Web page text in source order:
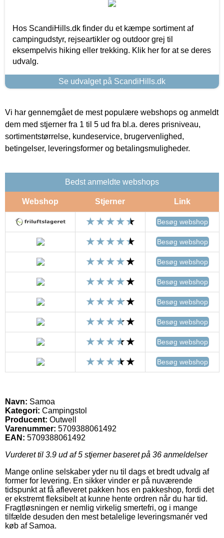
Hos ScandiHills.dk finder du et kæmpe sortiment af
campingudstyr, rejseartikler og outdoor grej til
eksempelvis hiking eller trekking. Klik her for at se deres
udvalg.
Se udvalget på ScandiHills.dk
Vi har gennemgået de mest populære webshops og anmeldt
dem med stjerner fra 1 til 5 ud fra bl.a. deres prisniveau,
sortimentstørrelse, kundeservice, brugervenlighed,
betingelser, leveringsformer og betalingsmuligheder.
Bedst anmeldte webshops
Webshop Stjerner Link
Besøg webshop
Besøg webshop
Besøg webshop
Besøg webshop
Besøg webshop
Besøg webshop
Besøg webshop
Besøg webshop
Navn: Samoa
Kategori: Campingstol
Producent: Outwell
Varenummer: 5709388061492
EAN: 5709388061492
Vurderet til 3.9 ud af 5 stjerner baseret på 36 anmeldelser
Mange online selskaber yder nu til dags et bredt udvalg af
former for levering. En sikker vinder er på nuværende
tidspunkt at få afleveret pakken hos en pakkeshop, fordi det
er ekstremt fleksibelt at kunne hente ordren når du har tid.
Fragtløsningen er nemlig virkelig smertefri, og i mange
tilfælde desuden den mest betalelige leveringsmanér ved
køb af Samoa.